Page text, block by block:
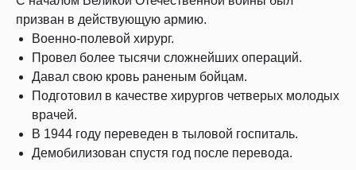
призван в действующую армию.
Военно-полевой хирург.
Провел более тысячи сложнейших операций.
Давал свою кровь раненым бойцам.
Подготовил в качестве хирургов четверых молодых
врачей.
В 1944 году переведен в тыловой госпиталь.
Демобилизован спустя год после перевода.